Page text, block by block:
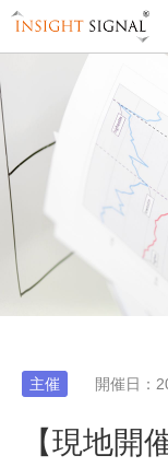
Insight Signal
主催 開催日：
【現地開